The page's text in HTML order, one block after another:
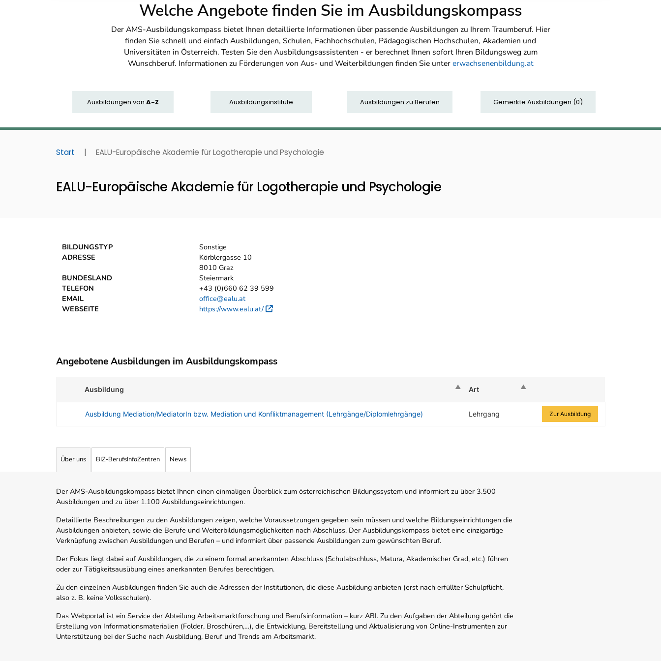
Welche Angebote finden Sie im Ausbildungskompass
Der AMS-Ausbildungskompass bietet Ihnen detaillierte Informationen über passende Ausbildungen zu Ihrem Traumberuf. Hier
finden Sie schnell und einfach Ausbildungen, Schulen, Fachhochschulen, Pädagogischen Hochschulen, Akademien und
Universitäten in Österreich. Testen Sie den Ausbildungsassistenten - er berechnet Ihnen sofort Ihren Bildungsweg zum
Wunschberuf. Informationen zu Förderungen von Aus- und Weiterbildungen finden Sie untererwachsenenbildung.at
Ausbildungen von A-Z Ausbildungsinstitute Ausbildungen zu Berufen Gemerkte Ausbildungen (0)
Start | EALU-Europäische Akademie für Logotherapie und Psychologie
EALU-Europäische Akademie für Logotherapie und Psychologie
BILDUNGSTYP
Sonstige
ADRESSE
Körblergasse 10
8010 Graz
BUNDESLAND
Steiermark
TELEFON
+43 (0)660 62 39 599
EMAIL
office@ealu.at
WEBSEITE
https://www.ealu.at/ Externer Link
Angebotene Ausbildungen im Ausbildungskompass
Ausbildung Art
Ausbildung Mediation/MediatorIn bzw. Mediation und Konfliktmanagement (Lehrgänge/Diplomlehrgänge) Lehrgang Zur Ausbildung
Über uns BIZ-BerufsInfoZentren News
Der AMS-Ausbildungskompass bietet Ihnen einen einmaligen Überblick zum österreichischen Bildungssystem und informiert zu über 3.500
Ausbildungen und zu über 1.100 Ausbildungseinrichtungen.
Detaillierte Beschreibungen zu den Ausbildungen zeigen, welche Voraussetzungen gegeben sein müssen und welche Bildungseinrichtungen die
Ausbildungen anbieten, sowie die Berufe und Weiterbildungsmöglichkeiten nach Abschluss. Der Ausbildungskompass bietet eine einzigartige
Verknüpfung zwischen Ausbildungen und Berufen – und informiert über passende Ausbildungen zum gewünschten Beruf.
Der Fokus liegt dabei auf Ausbildungen, die zu einem formal anerkannten Abschluss (Schulabschluss, Matura, Akademischer Grad, etc.) führen
oder zur Tätigkeitsausübung eines anerkannten Berufes berechtigen.
Zu den einzelnen Ausbildungen finden Sie auch die Adressen der Institutionen, die diese Ausbildung anbieten (erst nach erfüllter Schulpflicht,
also z. B. keine Volksschulen).
Das Webportal ist ein Service der Abteilung Arbeitsmarktforschung und Berufsinformation – kurz ABI. Zu den Aufgaben der Abteilung gehört die
Erstellung von Informationsmaterialien (Folder, Broschüren,…), die Entwicklung, Bereitstellung und Aktualisierung von Online-Instrumenten zur
Unterstützung bei der Suche nach Ausbildung, Beruf und Trends am Arbeitsmarkt.